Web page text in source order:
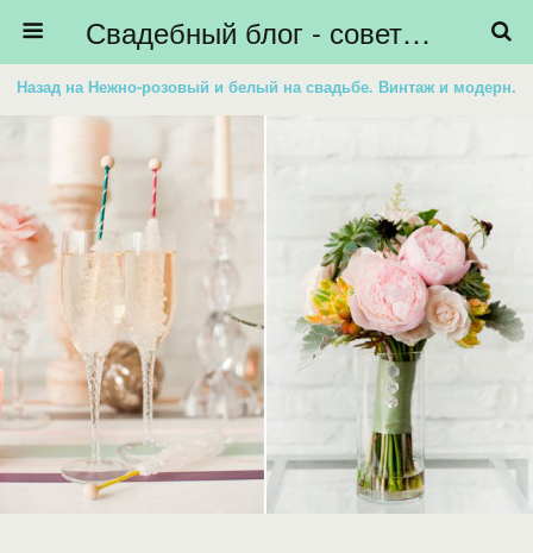
Свадебный блог - советы невестам, подготовка к свадьбе - HiBride
Назад на Нежно-розовый и белый на свадьбе. Винтаж и модерн.